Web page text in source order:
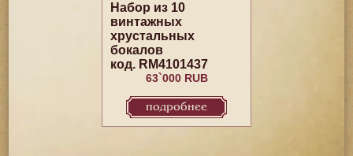
Набор из 10
винтажных
хрустальных
бокалов
код. RM4101437
63`000 RUB
подробнее